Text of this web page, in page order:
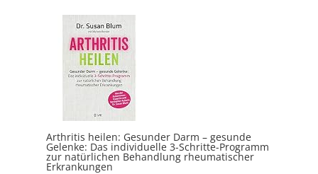
Arthritis heilen: Gesunder Darm – gesunde
Gelenke: Das individuelle 3-Schritte-Programm
zur natürlichen Behandlung rheumatischer
Erkrankungen